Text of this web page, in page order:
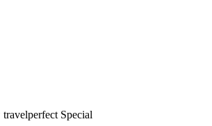
Special